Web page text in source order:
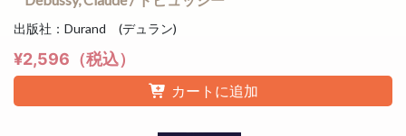
出版社：Durand (デュラン)
¥2,596（税込）
カートに追加